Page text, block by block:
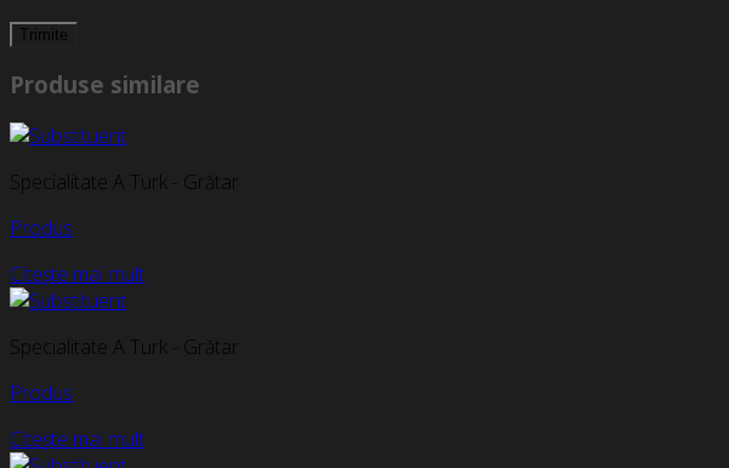
Produse similare
Specialitate A Turk - Grătar
Produs
Citește mai mult
Specialitate A Turk - Grătar
Produs
Citește mai mult